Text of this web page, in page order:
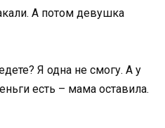
А потом девушка
Я одна не смогу. А у
есть – мама оставила.